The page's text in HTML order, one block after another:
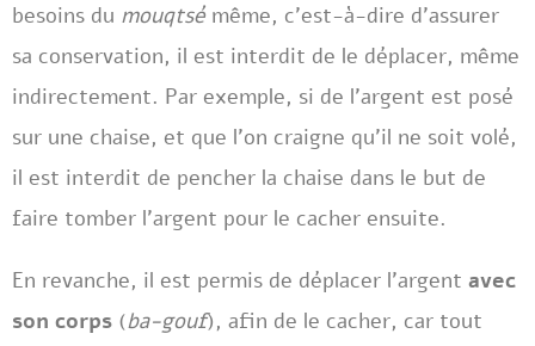
besoins du mouqtsémême, c’est-à-dire d’assurer
sa conservation, il est interdit de le déplacer, même
indirectement. Par exemple, si de l’argent est posé
sur une chaise, et que l’on craigne qu’il ne soit volé,
il est interdit de pencher la chaise dans le but de
faire tomber l’argent pour le cacher ensuite.
En revanche, il est permis de déplacer l’argent avec
son corps (ba-gouf), afin de le cacher, car tout